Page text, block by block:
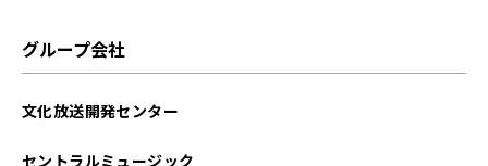
グループ会社
文化放送開発センター
セントラルミュージック